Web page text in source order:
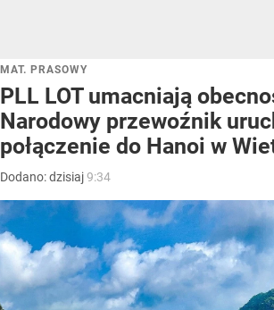
MAT. PRASOWY
PLL LOT umacniają
Narodowy przewoźnik
połączenie do Hanoi w
Dodano:dzisiaj9:34